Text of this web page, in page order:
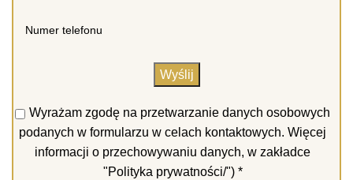
Wyrażam zgodę na przetwarzanie danych osobowych
podanych w formularzu w celach kontaktowych. Więcej
informacji o przechowywaniu danych, w zakładce
"Polityka prywatności/") *